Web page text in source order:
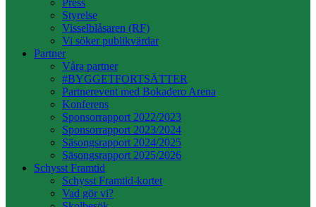
Press
Styrelse
Visselblåsaren (RF)
Vi söker publikvärdar
Partner
Våra partner
#BYGGETFORTSÄTTER
Partnerevent med Bokadero Arena
Konferens
Sponsorrapport 2022/2023
Sponsorrapport 2023/2024
Säsongsrapport 2024/2025
Säsongsrapport 2025/2026
Schysst Framtid
Schysst Framtid-kortet
Vad gör vi?